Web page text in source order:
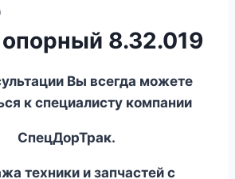
8.32.019
Вы всегда можете
к специалисту компании
СпецДорТрак.
техники и запчастей с